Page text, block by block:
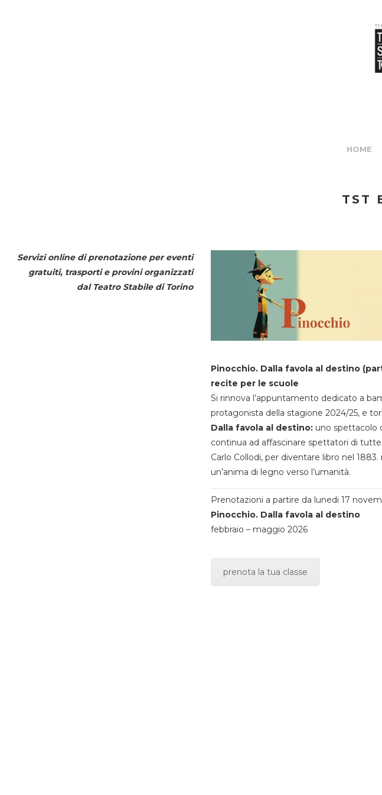
HOME
TST
Servizi online di prenotazione per eventi
gratuiti, trasporti e provini organizzati
dal Teatro Stabile di Torino
Pinocchio. Dalla favola al destino
recite per le scuole
Si rinnova l’appuntamento dedicato a
protagonista della stagione 2024/25, e
Dalla favola al destino:uno spettacolo
continua ad affascinare spettatori di
Carlo Collodi, per diventare libro nel
un’anima di legno verso l’umanità.
Prenotazioni a partire da lunedi 17
Pinocchio. Dalla favola al destino
febbraio – maggio 2026
prenota la tua classe